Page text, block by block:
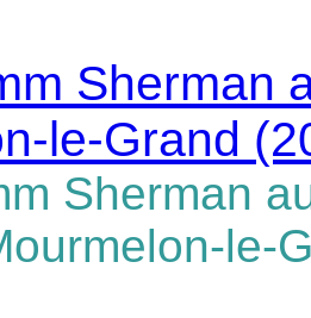
Sherman
le-Grand
Sherman
le-